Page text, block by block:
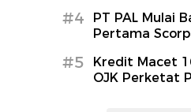
#4
PT PAL Mulai
Pertama
#5
Kredit Macet
OJK Perketat